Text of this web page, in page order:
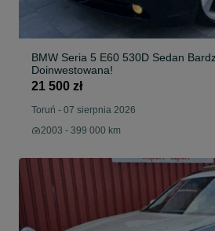
BMW Seria 5 E60 530D Sedan
Doinwestowana!
21 500 zł
Toruń - 07 sierpnia 2026
2003 - 399 000 km